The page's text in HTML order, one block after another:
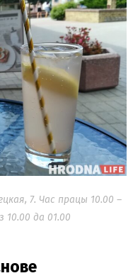
7. Час працы 10.00 –
10.00 да 01.00